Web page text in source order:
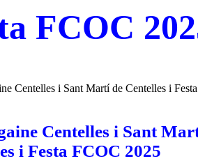
FCOC
Centelles i Sant
i Festa FCOC 2025